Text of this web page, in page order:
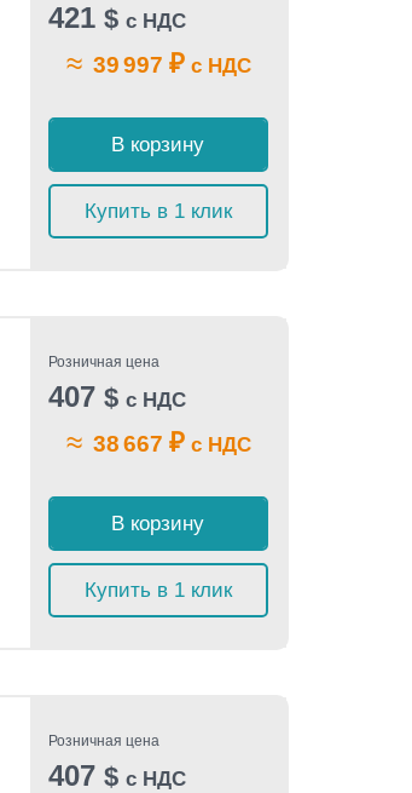
421 $ с НДС
≈ 39 997 ₽с НДС
В корзину
Купить в 1 клик
Розничная цена
407 $ с НДС
≈ 38 667 ₽с НДС
В корзину
Купить в 1 клик
Розничная цена
407 $ с НДС